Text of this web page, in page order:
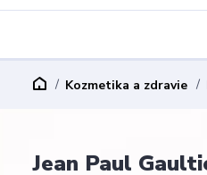
Kozmetika a zdravie
Jean Paul